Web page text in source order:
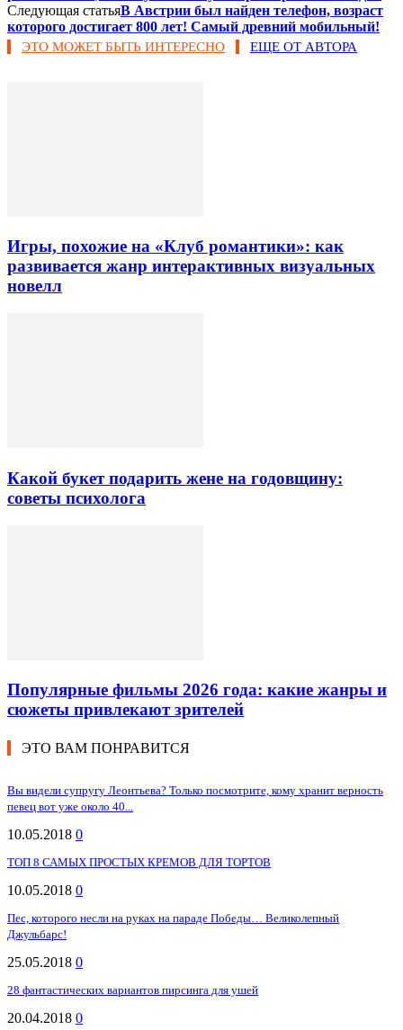
Следующая статьяВ Австрии был найден телефон, возраст
которого достигает 800 лет! Самый древний мобильный!
ЭТО МОЖЕТ БЫТЬ ИНТЕРЕСНО ЕЩЕ ОТ АВТОРА
Игры, похожие на «Клуб романтики»: как
развивается жанр интерактивных визуальных
новелл
Какой букет подарить жене на годовщину:
советы психолога
Популярные фильмы 2026 года: какие жанры и
сюжеты привлекают зрителей
ЭТО ВАМ ПОНРАВИТСЯ
Вы видели супругу Леонтьева? Только посмотрите, кому хранит верность
певец вот уже около 40...
10.05.2018 0
ТОП 8 САМЫХ ПРОСТЫХ КРЕМОВ ДЛЯ ТОРТОВ
10.05.2018 0
Пес, которого несли на руках на параде Победы… Великолепный
Джульбарс!
25.05.2018 0
28 фантастических вариантов пирсинга для ушей
20.04.2018 0